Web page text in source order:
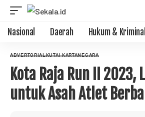
Nasional Daerah Hukum & Kriminal
ADVERTORIALKUTAI KARTANEGARA
Kota Raja Run II 2023,
untuk Asah Atlet